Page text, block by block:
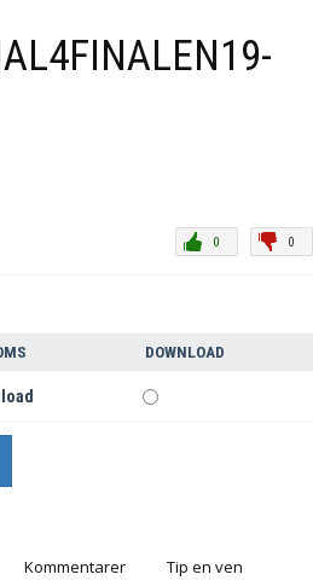
0
0
DOWNLOAD
Kommentarer Tip en ven